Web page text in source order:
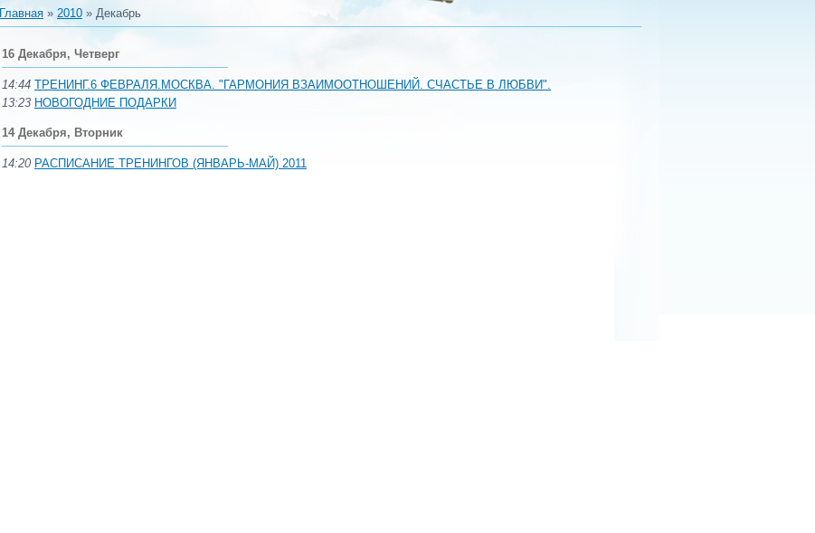
Главная » 2010 » Декабрь
16 Декабря, Четверг
14:44 ТРЕНИНГ.6 ФЕВРАЛЯ.МОСКВА. "ГАРМОНИЯ ВЗАИМООТНОШЕНИЙ. СЧАСТЬЕ В ЛЮБВИ".
13:23 НОВОГОДНИЕ ПОДАРКИ
14 Декабря, Вторник
14:20 РАСПИСАНИЕ ТРЕНИНГОВ (ЯНВАРЬ-МАЙ) 2011